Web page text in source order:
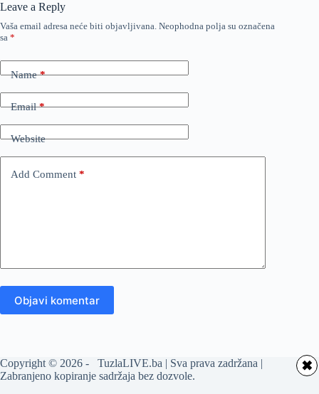
Leave a Reply
Vaša email adresa neće biti objavljivana. Neophodna polja su označena
sa *
Name*
Email*
Website
Add Comment *
Objavi komentar
Copyright © 2026 - TuzlaLIVE.ba | Sva prava zadržana |
Zabranjeno kopiranje sadržaja bez dozvole.
✖